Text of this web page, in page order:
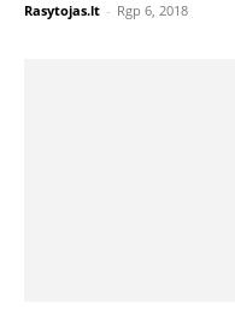
Rasytojas.lt - Rgp 6, 2018